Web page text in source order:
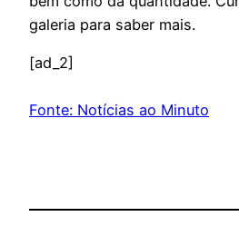
galeria para saber mais.
[ad_2]
Fonte: Notícias ao Minuto